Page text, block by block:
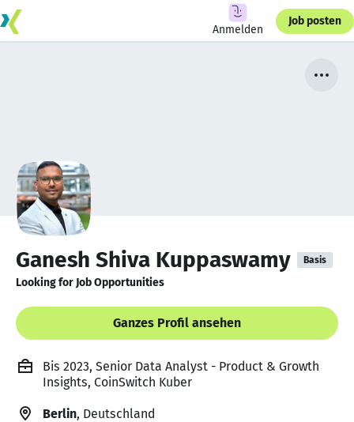
Anmelden
Job posten
Ganesh Shiva Kuppaswamy Basis
Looking for Job Opportunities
Ganzes Profil ansehen
Bis 2023, Senior Data Analyst - Product & Growth
Insights, CoinSwitch Kuber
Berlin, Deutschland